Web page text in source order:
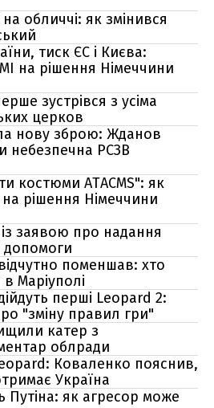
обличчі: як змінився
тиск ЄС і Києва:
на рішення Німеччини
зустрівся з усіма
церков
нову зброю: Жданов
небезпечна РСЗВ
костюми ATACMS": як
рішення Німеччини
заявою про надання
допомоги
поменшав: хто
Маріуполі
перші Leopard 2:
"зміну правил гри"
катер з
облради
Коваленко пояснив,
Україна
Путіна: як агресор може